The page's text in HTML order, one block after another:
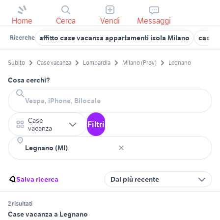
Home Cerca Vendi Messaggi
Ricerche affitto case vacanza appartamenti isola Milano casa
Subito Case vacanza Lombardia Milano (Prov) Legnano
Cosa cerchi?
Case
vacanza
Filtri
Salva ricerca Dal più recente
2 risultati
Case vacanza a Legnano